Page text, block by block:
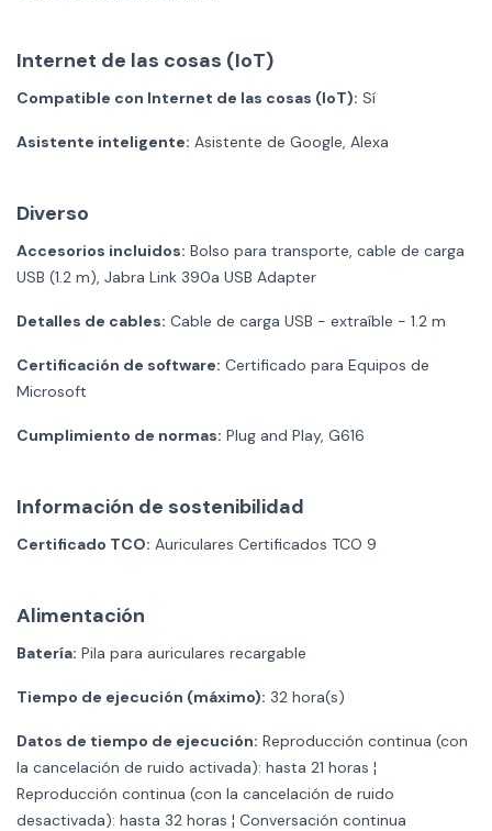
Internet de las cosas (IoT)
Compatible con Internet de las cosas (IoT): Sí
Asistente inteligente: Asistente de Google, Alexa
Diverso
Accesorios incluidos: Bolso para transporte, cable de carga
USB (1.2 m), Jabra Link 390a USB Adapter
Detalles de cables: Cable de carga USB - extraíble - 1.2 m
Certificación de software: Certificado para Equipos de
Microsoft
Cumplimiento de normas: Plug and Play, G616
Información de sostenibilidad
Certificado TCO: Auriculares Certificados TCO 9
Alimentación
Batería: Pila para auriculares recargable
Tiempo de ejecución (máximo): 32 hora(s)
Datos de tiempo de ejecución: Reproducción continua (con
la cancelación de ruido activada): hasta 21 horas ¦
Reproducción continua (con la cancelación de ruido
desactivada): hasta 32 horas ¦ Conversación continua